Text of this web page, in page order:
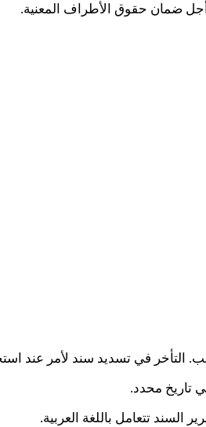
ضمان حقوق الأطراف المعنية.
التأخر في تسديد سند لأمر عند
تاريخ محدد.
السند تتعامل باللغة العربية.